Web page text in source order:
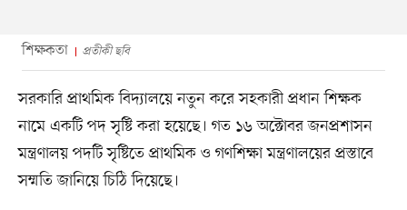
শিক্ষকতা প্রতীকী ছবি
সরকারি প্রাথমিক বিদ্যালয়ে নতুন করে সহকারী প্রধান শিক্ষক
নামে একটি পদ সৃষ্টি করা হয়েছে। গত ১৬ অক্টোবর জনপ্রশাসন
মন্ত্রণালয় পদটি সৃষ্টিতে প্রাথমিক ও গণশিক্ষা মন্ত্রণালয়ের প্রস্তাবে
সম্মতি জানিয়ে চিঠি দিয়েছে।